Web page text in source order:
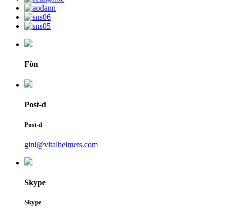
Fòn
Post-d
Post-d
gini@vitalhelmets.com
Skype
Skype